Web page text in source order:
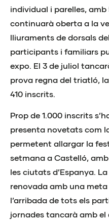
individual i parelles, amb
continuarà oberta a la
lliuraments de dorsals
participants i familiars
expo. El 3 de juliol
prova regna del triatló,
410 inscrits.
Prop de 1.000 inscrits
presenta novetats com
permetent allargar la
setmana a Castelló,
les ciutats d’Espanya.
renovada amb una
l’arribada de tots els
jornades tancarà amb